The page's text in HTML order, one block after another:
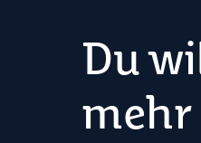
Du
mehr